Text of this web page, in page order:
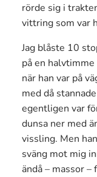
rörde sig i
vittring som var
Jag blåste 10
på en
när han var på
med då
egentligen var
dunsa ner med
vissling. Men
sväng mot mig
ändå – massor